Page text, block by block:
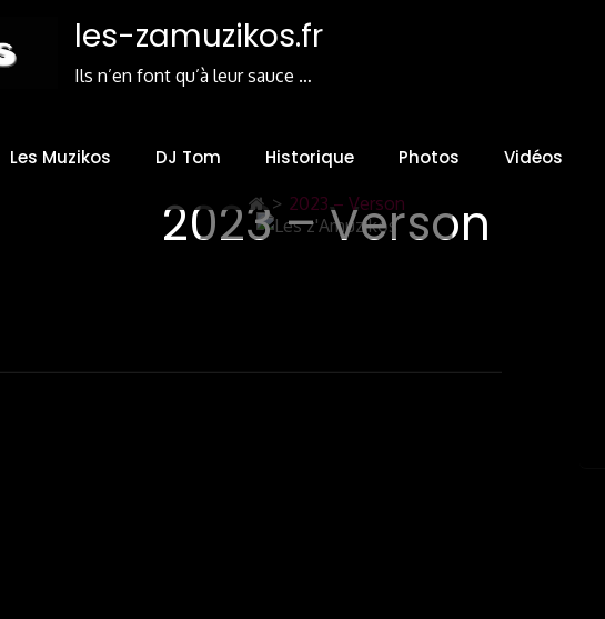
les-zamuzikos.fr
Ils n’en font qu’à leur sauce …
Les Muzikos DJ Tom Historique Photos Vidéos
2023 – Verson
> 2023 – Verson